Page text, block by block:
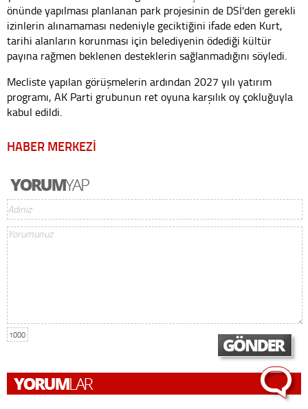
önünde yapılması planlanan park projesinin de DSİ'den gerekli
izinlerin alınamaması nedeniyle geciktiğini ifade eden Kurt,
tarihi alanların korunması için belediyenin ödediği kültür
payına rağmen beklenen desteklerin sağlanmadığını söyledi.
Mecliste yapılan görüşmelerin ardından 2027 yılı yatırım
programı, AK Parti grubunun ret oyuna karşılık oy çokluğuyla
kabul edildi.
HABER MERKEZİ
1000